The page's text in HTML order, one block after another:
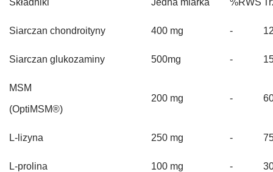
Siarczan chondroityny 400 mg -
Siarczan glukozaminy 500mg -
MSM
(OptiMSM®)
200 mg -
L-lizyna 250 mg -
L-prolina 100 mg -